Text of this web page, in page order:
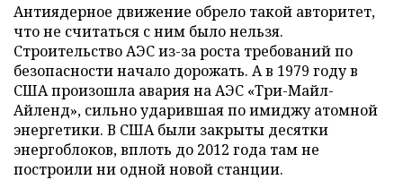
Антиядерное движение обрело такой авторитет,
что не считаться с ним было нельзя.
Строительство АЭС из-за роста требований по
безопасности начало дорожать. А в 1979 году в
США произошла авария на АЭС «Три-Майл-
Айленд», сильно ударившая по имиджу атомной
энергетики. В США были закрыты десятки
энергоблоков, вплоть до 2012 года там не
построили ни одной новой станции.